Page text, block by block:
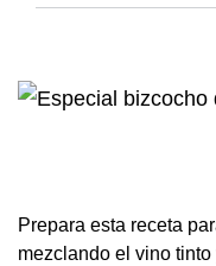
Prepara esta receta
mezclando el vino